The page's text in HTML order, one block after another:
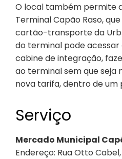
O local também permite
Terminal Capão Raso,
cartão-transporte da
do terminal pode
cabine de integração,
ao terminal sem que seja
nova tarifa, dentro de um
Serviço
Mercado Municipal
Endereço: Rua Otto Cabel,